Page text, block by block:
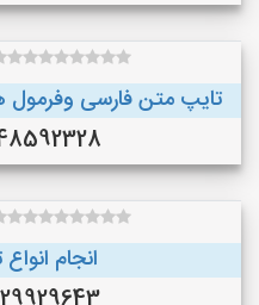
تایپ متن فارسی
09148592328
انجام